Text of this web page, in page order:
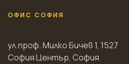
ОФИС СОФИЯ
ул.проф. Милко Бичев 1, 1527
София Център, София